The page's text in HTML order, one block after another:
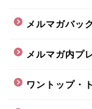
メルマガバッ
メルマガ内プ
ワントップ・